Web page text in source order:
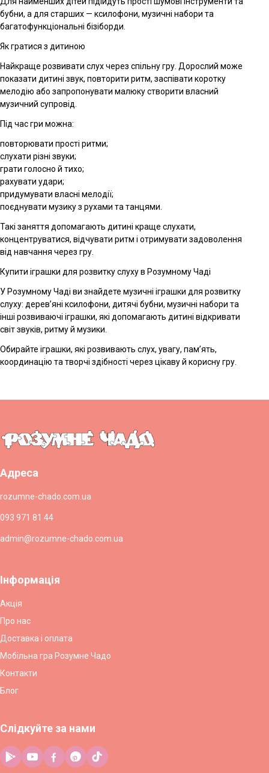
бубни, а для старших — ксилофони, музичні набори та
багатофункціональні бізіборди.
Як гратися з дитиною
Найкраще розвивати слух через спільну гру. Дорослий може
показати дитині звук, повторити ритм, заспівати коротку
мелодію або запропонувати малюку створити власний
музичний супровід.
Під час гри можна:
повторювати прості ритми;
слухати різні звуки;
грати голосно й тихо;
рахувати удари;
придумувати власні мелодії;
поєднувати музику з рухами та танцями.
Такі заняття допомагають дитині краще слухати,
концентруватися, відчувати ритм і отримувати задоволення
від навчання через гру.
Купити іграшки для розвитку слуху в Розумному Чаді
У Розумному Чаді ви знайдете музичні іграшки для розвитку
слуху: дерев’яні ксилофони, дитячі бубни, музичні набори та
інші розвиваючі іграшки, які допомагають дитині відкривати
світ звуків, ритму й музики.
Обирайте іграшки, які розвивають слух, увагу, пам’ять,
координацію та творчі здібності через цікаву й корисну гру.
Адреса
rozumne-chado.com.ua
093 971 81 44
admin@rozumne-chado.com.ua
Інформація
Акція
Про нас
Доставка і оплата
Мобільна гра Розумне Чадо
Контакти
Блог
Слідкуйте за нами